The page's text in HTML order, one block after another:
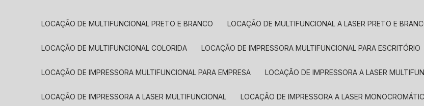
LOCAÇÃO DE MULTIFUNCIONAL PRETO E BRANCO LOCAÇÃO DE MULTIFUNCIONAL A LASER PRETO E
LOCAÇÃO DE MULTIFUNCIONAL COLORIDA LOCAÇÃO DE IMPRESSORA MULTIFUNCIONAL PARA ESCRITÓRIO
LOCAÇÃO DE IMPRESSORA MULTIFUNCIONAL PARA EMPRESA LOCAÇÃO DE IMPRESSORA A LASER
LOCAÇÃO DE IMPRESSORA A LASER MULTIFUNCIONAL LOCAÇÃO DE IMPRESSORA A LASER